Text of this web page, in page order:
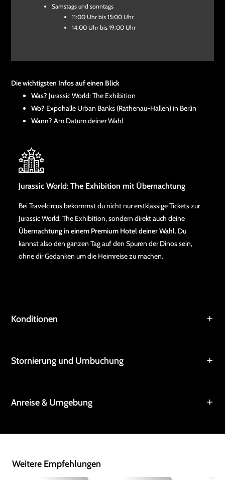
Samstags und sonntags
11:00 Uhr bis 15:00 Uhr
14:00 Uhr bis 19:00 Uhr
Die wichtigsten Infos auf einen Blick
Was? Jurassic World: The Exhibition
Wo? Expohalle Urban Banks (Rathenau-Hallen) in Berlin
Wann? Am Datum deiner Wahl
Jurassic World: The Exhibition mit Übernachtung
Bei Travelcircus bekommst du nicht nur erstklassige Tickets zur
Jurassic World: The Exhibition, sondern direkt auch deine
Übernachtung in einem Premium Hotel deiner Wahl. Du
kannst also den ganzen Tag auf den Spuren der Dinos sein,
ohne dir Gedanken um die Heimreise zu machen.
Konditionen
Stornierung und Umbuchung
Anreise & Umgebung
Weitere Empfehlungen